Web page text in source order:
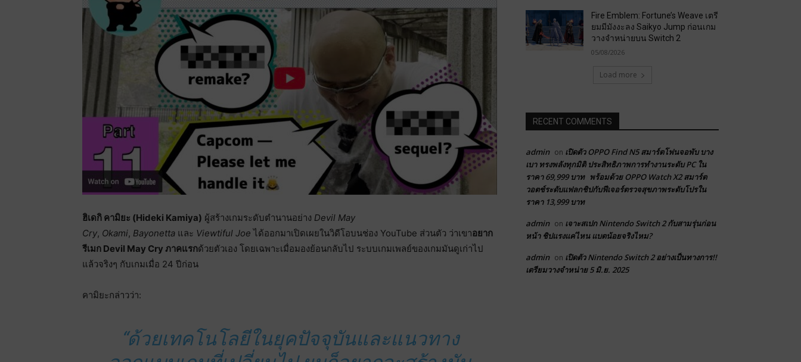
ฮิเดกิ คามิยะ (Hideki Kamiya) ผู้สร้างเกมระดับตำนานอย่าง Devil May
Cry, Okami, Bayonetta และ Viewtiful Joe ได้ออกมาเปิดเผยในวิดีโอบนช่อง YouTube ส่วนตัว ว่าเขาอยาก
รีเมก Devil May Cry ภาคแรกด้วยตัวเอง โดยเฉพาะเมื่อมองย้อนกลับไป ระบบเกมเพลย์ของเกมมันดูเก่าไป
แล้วจริงๆ กับเกมเมื่อ 24 ปีก่อน
คามิยะกล่าวว่า:
“ด้วยเทคโนโลยีในยุคปัจจุบันและแนวทาง
Fire Emblem: Fortune’s Weave เตรี
ยมมีมังงะลง Saikyo Jump ก่อนเกม
วางจำหน่ายบน Switch 2
05/08/2026
Load more
RECENT COMMENTS
admin on เปิดตัว OPPO Find N5 สมาร์ตโฟนจอพับ บาง
เบา ทรงพลังทุกมิติ ประสิทธิภาพการทำงานระดับ PC ใน
ราคา 69,999 บาท พร้อมด้วย OPPO Watch X2 สมาร์ต
วอตช์ระดับแฟลกชิปกับฟีเจอร์ตรวจสุขภาพระดับโปรใน
ราคา 13,999 บาท
admin on เจาะสเปก Nintendo Switch 2 กับสามรุ่นก่อน
หน้า ชิปแรงแค่ไหน แบตน้อยจริงไหม?
admin on เปิดตัว Nintendo Switch 2 อย่างเป็นทางการ!!
เตรียมวางจำหน่าย 5 มิ.ย. 2025